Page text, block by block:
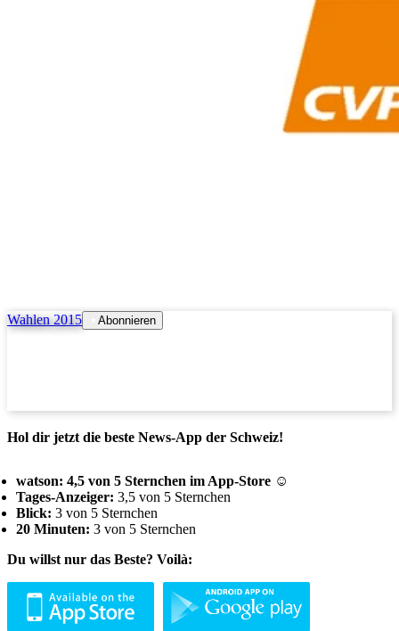
Wahlen 2015 Abonnieren
Hol dir jetzt die beste News-App der Schweiz!
watson: 4,5 von 5 Sternchen im App-Store ☺
Tages-Anzeiger: 3,5 von 5 Sternchen
Blick: 3 von 5 Sternchen
20 Minuten: 3 von 5 Sternchen
Du willst nur das Beste? Voilà: